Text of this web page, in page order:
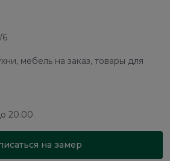
6
мебель на заказ, товары для
20.00
на замер